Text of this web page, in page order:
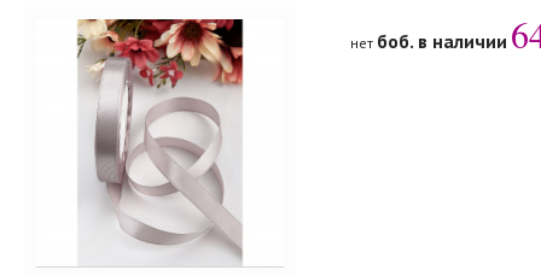
нет боб. в наличии